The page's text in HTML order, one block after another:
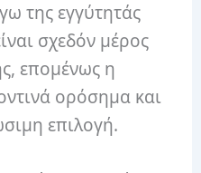
της εγγύτητάς
σχεδόν μέρος
επομένως η
ορόσημα και
επιλογή.